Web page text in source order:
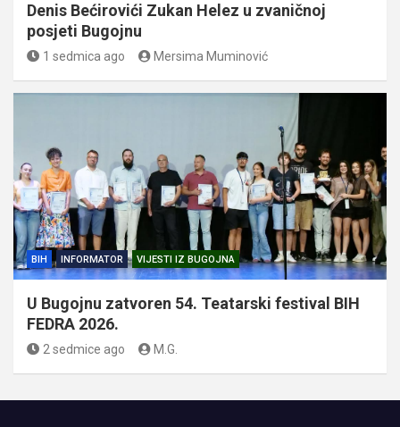
Denis Bećirovići Zukan Helez u zvaničnoj
posjeti Bugojnu
1 sedmica ago Mersima Muminović
BIH INFORMATOR VIJESTI IZ BUGOJNA
U Bugojnu zatvoren 54. Teatarski festival BIH
FEDRA 2026.
2 sedmice ago M.G.